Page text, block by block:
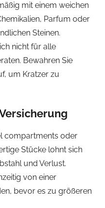
mit einem weichen
Parfum oder
Steinen.
nicht für alle
Bewahren Sie
um Kratzer zu
compartments oder
Stücke lohnt sich
und Verlust.
von einer
bevor es zu größeren